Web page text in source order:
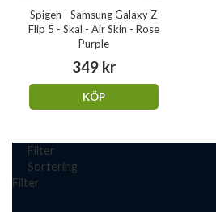
Spigen - Samsung Galaxy Z
Flip 5 - Skal - Air Skin - Rose
Purple
349 kr
KÖP
Filter
Sortering
Filter